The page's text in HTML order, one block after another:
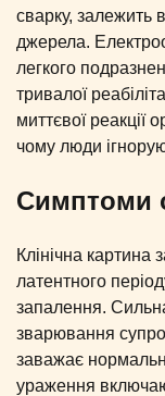
сварку, залежить
джерела.
легкого
тривалої
миттєвої реакції
чому люди
Симптоми
Клінічна картина
латентного
запалення.
зварювання
заважає
ураження